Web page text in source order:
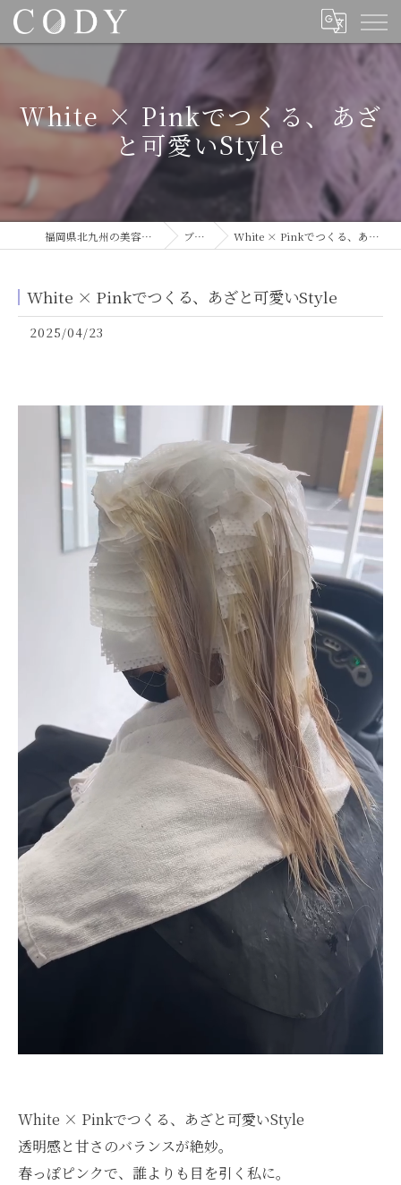
White × Pinkでつくる、あざ
と可愛いStyle
福岡県北九州の美容室ならCODY ブログ White × Pinkでつくる、あざと可愛いStyle
White × Pinkでつくる、あざと可愛いStyle
2025/04/23
White × Pinkでつくる、あざと可愛いStyle
透明感と甘さのバランスが絶妙。
春っぽピンクで、誰よりも目を引く私に。